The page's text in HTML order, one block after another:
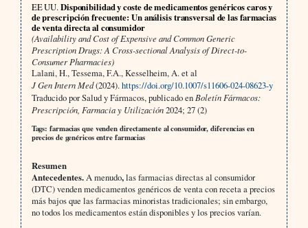
EE UU.Disponibilidad y coste de medicamentos genéricos caros y
de prescripción frecuente: Un análisis transversal de las farmacias
de venta directa al consumidor
(Availability and Cost of Expensive and Common Generic
Prescription Drugs: A Cross-sectional Analysis of Direct-to-
Consumer Pharmacies)
Lalani, H., Tessema, F.A., Kesselheim, A. et al
J Gen Intern Med(2024).https://doi.org/10.1007/s11606-024-08623-y
Traducido por Salud y Fármacos, publicado en Boletín Fármacos:
Prescripción, Farmacia y Utilización2024; 27 (2)
Tags: farmacias que venden directamente al consumidor, diferencias en
precios de genéricos entre farmacias
Resumen
Antecedentes.A menudo,las farmacias directas al consumidor
(DTC) venden medicamentos genéricos de venta con receta a precios
más bajos que las farmacias minoristas tradicionales; sin embargo,
no todos los medicamentos están disponibles y los precios varían.